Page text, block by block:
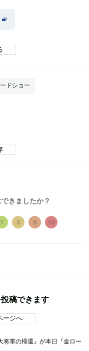
ドショー
きましたか？
7 8 9 10
稿できます
ージへ
将軍の帰還』が本日『金ロー